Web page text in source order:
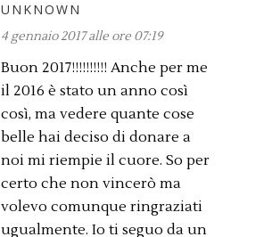
UNKNOWN
4 gennaio 2017 alle ore 07:19
Buon 2017!!!!!!!!!! Anche per me
il 2016 è stato un anno così
così, ma vedere quante cose
belle hai deciso di donare a
noi mi riempie il cuore. So per
certo che non vincerò ma
volevo comunque ringraziati
ugualmente. Io ti seguo da un